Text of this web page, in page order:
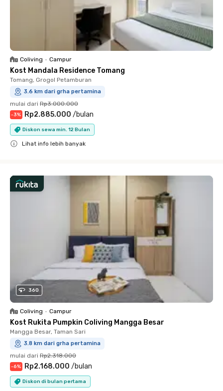
Coliving • Campur
Kost Mandala Residence Tomang
Tomang, Grogol Petamburan
3.6 km dari grha pertamina
mulai dari Rp3.000.000
-3% Rp2.885.000 /bulan
Diskon sewa min. 12 Bulan
Lihat info lebih banyak
360
Coliving • Campur
Kost Rukita Pumpkin Coliving Mangga Besar
Mangga Besar, Taman Sari
3.8 km dari grha pertamina
mulai dari Rp2.318.000
-6% Rp2.168.000 /bulan
Diskon di bulan pertama